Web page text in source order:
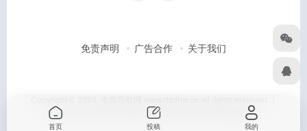
免责声明 广告合作 关于我们
本站所有文章和站点采集于互联网如有侵权联系客服删除
首页 投稿 我的